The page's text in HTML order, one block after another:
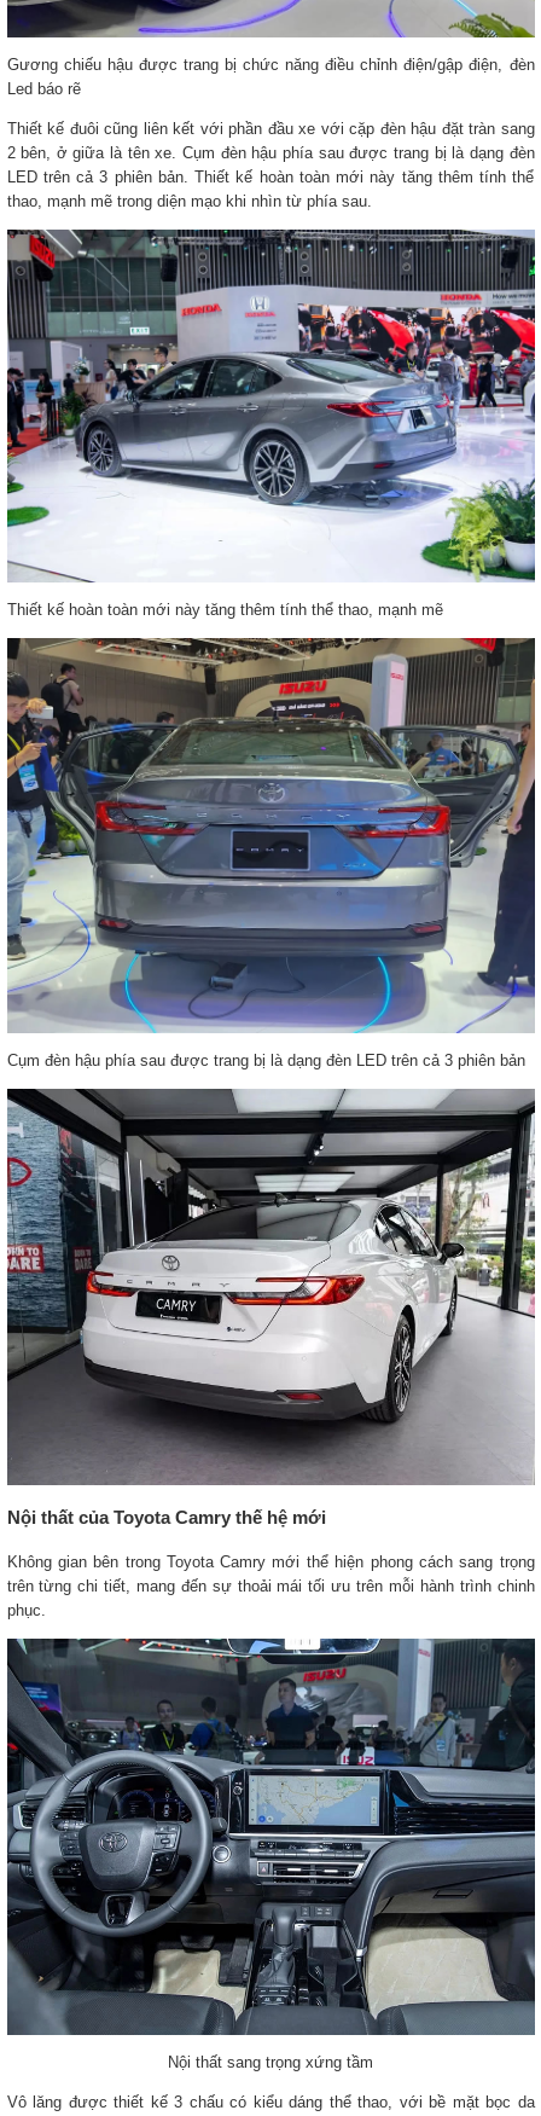
Gương chiếu hậu được trang bị chức năng điều chỉnh điện/gập điện, đèn
Led báo rẽ
Thiết kế đuôi cũng liên kết với phần đầu xe với cặp đèn hậu đặt tràn sang
2 bên, ở giữa là tên xe. Cụm đèn hậu phía sau được trang bị là dạng đèn
LED trên cả 3 phiên bản. Thiết kế hoàn toàn mới này tăng thêm tính thể
thao, mạnh mẽ trong diện mạo khi nhìn từ phía sau.
Thiết kế hoàn toàn mới này tăng thêm tính thể thao, mạnh mẽ
Cụm đèn hậu phía sau được trang bị là dạng đèn LED trên cả 3 phiên bản
Nội thất của Toyota Camry thế hệ mới
Không gian bên trong Toyota Camry mới thể hiện phong cách sang trọng
trên từng chi tiết, mang đến sự thoải mái tối ưu trên mỗi hành trình chinh
phục.
Nội thất sang trọng xứng tầm
Vô lăng được thiết kế 3 chấu có kiểu dáng thể thao, với bề mặt bọc da